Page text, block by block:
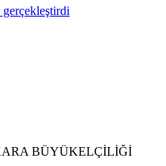
BÜYÜKELÇİLİĞİ